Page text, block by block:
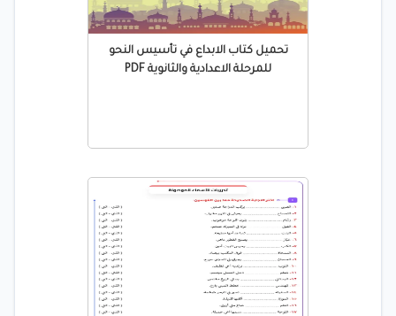
تحميل كتاب الابداع في تأسيس النحو
للمرحلة الاعدادية والثانوية PDF